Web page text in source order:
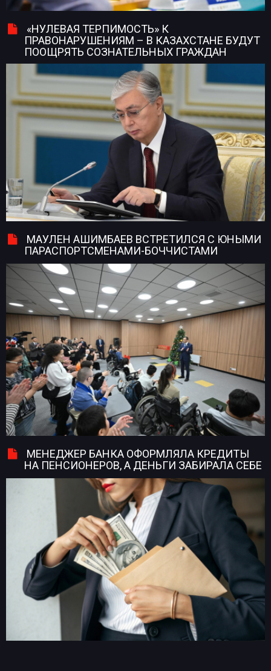
«НУЛЕВАЯ ТЕРПИМОСТЬ» К
ПРАВОНАРУШЕНИЯМ – В КАЗАХСТАНЕ БУДУТ
ПООЩРЯТЬ СОЗНАТЕЛЬНЫХ ГРАЖДАН
МАУЛЕН АШИМБАЕВ ВСТРЕТИЛСЯ С ЮНЫМИ
ПАРАСПОРТСМЕНАМИ-БОЧЧИСТАМИ
МЕНЕДЖЕР БАНКА ОФОРМЛЯЛА КРЕДИТЫ
НА ПЕНСИОНЕРОВ, А ДЕНЬГИ ЗАБИРАЛА СЕБЕ